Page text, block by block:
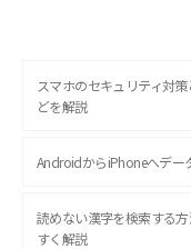
スマホのセキュリティ対
どを解説
AndroidからiPhoneへデー
読めない漢字を検索する
すく解説